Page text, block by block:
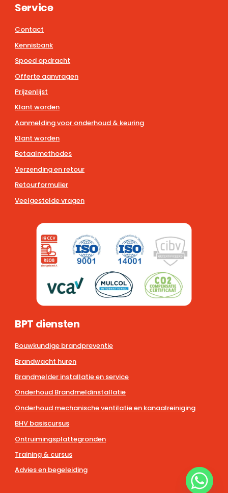
Service
Contact
Kennisbank
Spoed opdracht
Offerte aanvragen
Prijzenlijst
Klant worden
Aanmelding voor onderhoud & keuring
Klant worden
Betaalmethodes
Verzending en retour
Retourformulier
Veelgestelde vragen
BPT diensten
Bouwkundige brandpreventie
Brandwacht huren
Brandmelder installatie en service
Onderhoud Brandmeldinstallatie
Onderhoud mechanische ventilatie en kanaalreiniging
BHV basiscursus
Ontruimingsplattegronden
Training & cursus
Advies en begeleiding